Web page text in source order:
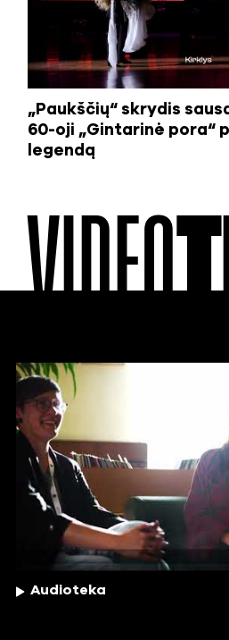
„Paukščių“ skrydis
60-oji „Gintarinė pora“
legendą
VIDEO
Audioteka